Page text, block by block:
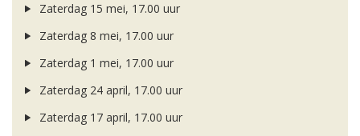
Zaterdag 15 mei, 17.00 uur
Zaterdag 8 mei, 17.00 uur
Zaterdag 1 mei, 17.00 uur
Zaterdag 24 april, 17.00 uur
Zaterdag 17 april, 17.00 uur